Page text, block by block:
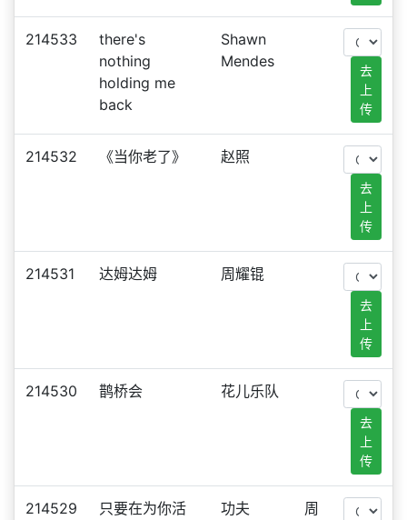
214533
there's
nothing
holding me
back
Shawn
Mendes
去
上
传
214532 《当你老了》 赵照
去
上
传
214531 达姆达姆 周耀锟
去
上
传
214530 鹊桥会 花儿乐队
去
上
传
214529
只要在为你活
功夫
周